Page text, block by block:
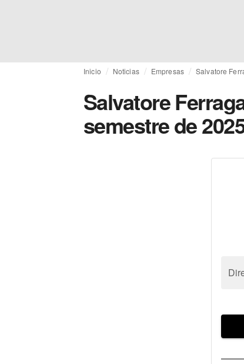
Inicio Noticias Empresas Salvatore
Salvatore
semestre de